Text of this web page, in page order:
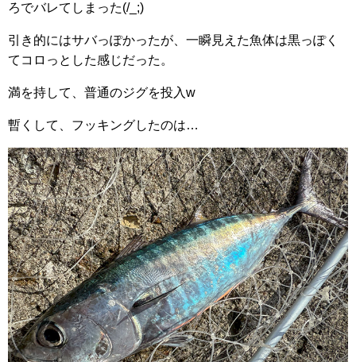
ろでバレてしまった(/_;)
引き的にはサバっぽかったが、一瞬見えた魚体は黒っぽく
てコロっとした感じだった。
満を持して、普通のジグを投入w
暫くして、フッキングしたのは…